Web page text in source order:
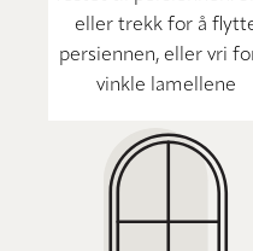
eller trekk for å
persiennen, eller vri
vinkle lamellene